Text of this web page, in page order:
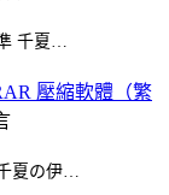
千夏…
壓縮軟體（繁
夏の伊…